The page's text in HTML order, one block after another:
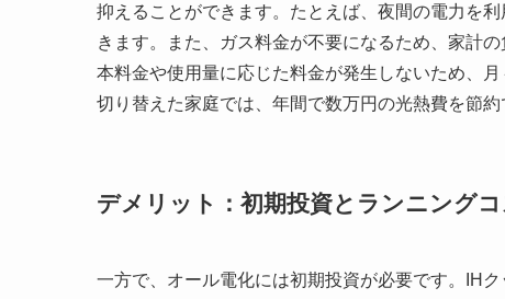
抑えることができます。たとえば、夜間の電力を
きます。また、ガス料金が不要になるため、家計
本料金や使用量に応じた料金が発生しないため、
切り替えた家庭では、年間で数万円の光熱費を節約
デメリット：初期投資とランニングコ
一方で、オール電化には初期投資が必要です。IH